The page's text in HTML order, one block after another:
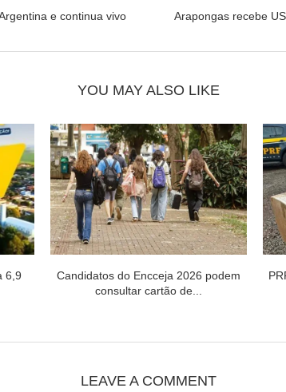
e continua vivo
Arapongas recebe
YOU MAY ALSO LIKE
6,9
Candidatos do Encceja 2026 podem
consultar cartão de...
LEAVE A COMMENT